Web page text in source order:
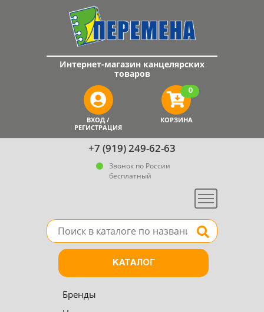
+7 (919) 249-62-63
Звонок по России
бесплатный
Меню
Интернет-магазин канцелярских
товаров
ВХОД /
РЕГИСТРАЦИЯ
КОРЗИНА
0
Поле для поиска товара в каталоге Найти
КАТАЛОГ
Бренды